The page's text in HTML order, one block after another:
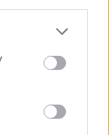
or more Google
You may click to
party tags to
in below Google
Χώρα